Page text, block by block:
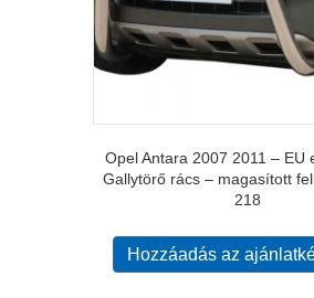
Opel Antara 2007 2011 – EU
Gallytörő rács – magasított
218
Hozzáadás az